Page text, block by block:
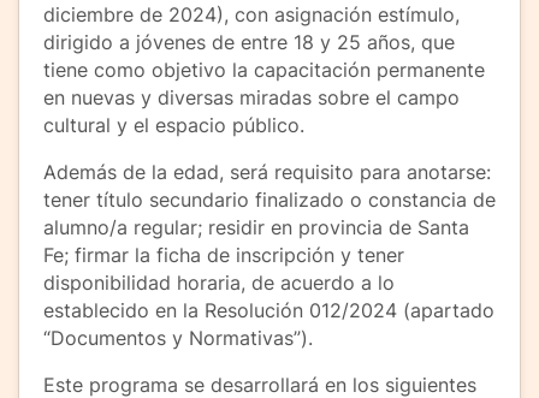
diciembre de 2024), con asignación estímulo,
dirigido a jóvenes de entre 18 y 25 años, que
tiene como objetivo la capacitación permanente
en nuevas y diversas miradas sobre el campo
cultural y el espacio público.
Además de la edad, será requisito para anotarse:
tener título secundario finalizado o constancia de
alumno/a regular; residir en provincia de Santa
Fe; firmar la ficha de inscripción y tener
disponibilidad horaria, de acuerdo a lo
establecido en la Resolución 012/2024 (apartado
“Documentos y Normativas”).
Este programa se desarrollará en los siguientes